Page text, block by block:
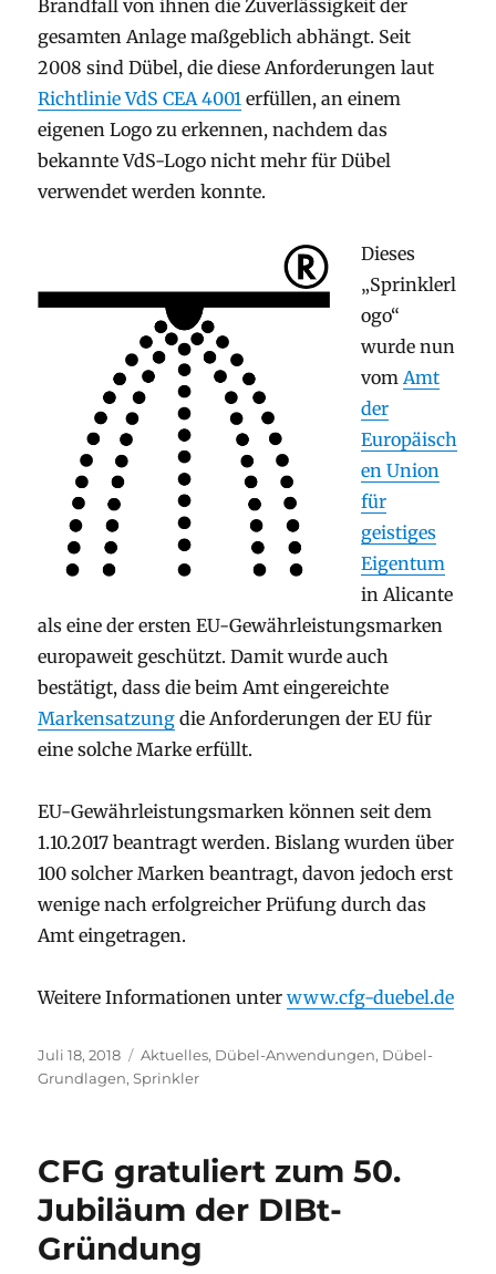
Brandfall von ihnen die Zuverlässigkeit der
gesamten Anlage maßgeblich abhängt. Seit
2008 sind Dübel, die diese Anforderungen laut
Richtlinie VdS CEA 4001 erfüllen, an einem
eigenen Logo zu erkennen, nachdem das
bekannte VdS-Logo nicht mehr für Dübel
verwendet werden konnte.
Dieses
„Sprinklerl
ogo“
wurde nun
vom Amt
der
Europäisch
en Union
für
geistiges
Eigentum
in Alicante
als eine der ersten EU-Gewährleistungsmarken
europaweit geschützt. Damit wurde auch
bestätigt, dass die beim Amt eingereichte
Markensatzung die Anforderungen der EU für
eine solche Marke erfüllt.
EU-Gewährleistungsmarken können seit dem
1.10.2017 beantragt werden. Bislang wurden über
100 solcher Marken beantragt, davon jedoch erst
wenige nach erfolgreicher Prüfung durch das
Amt eingetragen.
Weitere Informationen unterwww.cfg-duebel.de
Veröffentlicht
am
Juli 18, 2018 Kategorien
Aktuelles, Dübel-Anwendungen, Dübel-
Grundlagen,Sprinkler
CFG gratuliert zum 50.
Jubiläum der DIBt-
Gründung